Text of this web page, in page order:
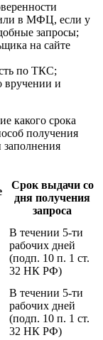
в МФЦ, если у
запросы;
на сайте
по ТКС;
вручении и
какого срока
получения
Срок выдачи со
дня получения
запроса
В течении 5-ти
рабочих дней
(подп. 10 п. 1 ст.
32 НК РФ)
В течении 5-ти
рабочих дней
(подп. 10 п. 1 ст.
32 НК РФ)